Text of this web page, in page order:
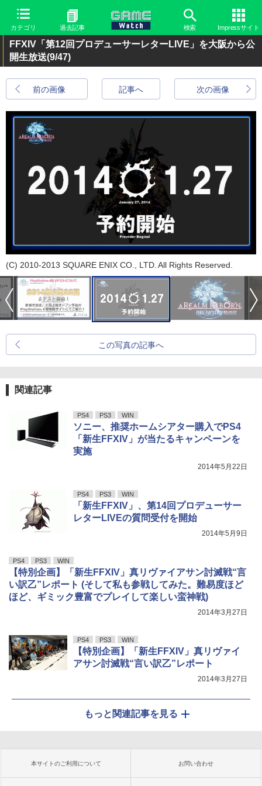
カテゴリ 過去記事 検索 Impressサイト
FFXIV「第12回プロデューサーレターLIVE」を大阪から公
開生放送(9/47)
前の画像 次の画像
記事へ
(C) 2010-2013 SQUARE ENIX CO., LTD. All Rights Reserved.
この写真の記事へ
関連記事
PS4 PS3 WIN
ソニー、推奨ホームシアター購入でPS4
「新生FFXIV」が当たるキャンペーンを
実施
2014年5月22日
PS4 PS3 WIN
「新生FFXIV」、第14回プロデューサー
レターLIVEの質問受付を開始
2014年5月9日
PS4 PS3 WIN
【特別企画】「新生FFXIV」真リヴァイアサン討滅戦“言
い訳乙”レポート (そして私も参戦してみた。難易度ほど
ほど、ギミック豊富でプレイして楽しい蛮神戦)
2014年3月27日
PS4 PS3 WIN
【特別企画】「新生FFXIV」真リヴァイ
アサン討滅戦“言い訳乙”レポート
2014年3月27日
もっと関連記事を見る
本サイトのご利用について お問い合わせ